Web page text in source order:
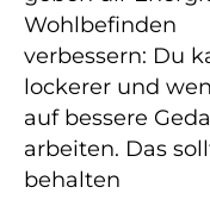
Wohlbefinden
verbessern: Du
lockerer und
auf bessere
arbeiten. Das
behalten